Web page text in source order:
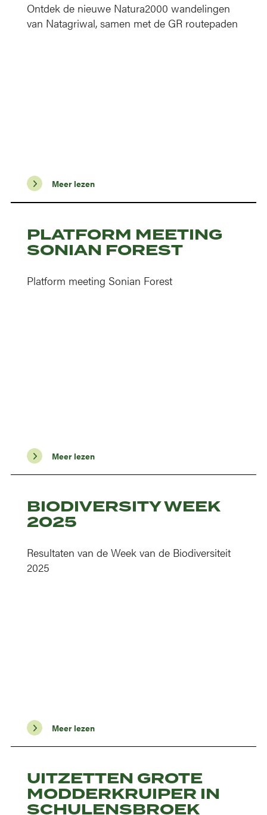
Ontdek de nieuwe Natura2000 wandelingen
van Natagriwal, samen met de GR routepaden
Meer lezen
PLATFORM MEETING
SONIAN FOREST
Platform meeting Sonian Forest
Meer lezen
BIODIVERSITY WEEK
2025
Resultaten van de Week van de Biodiversiteit
2025
Meer lezen
UITZETTEN GROTE
MODDERKRUIPER IN
SCHULENSBROEK